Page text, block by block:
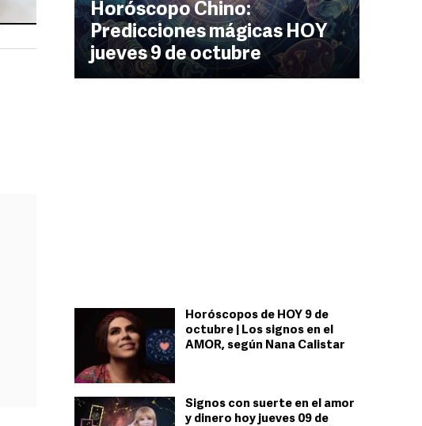
Horóscopo Chino:
Predicciones mágicas HOY
jueves 9 de octubre
Horóscopos de HOY 9 de
octubre | Los signos en el
AMOR, según Nana Calistar
Signos con suerte en el amor
y dinero hoy jueves 09 de